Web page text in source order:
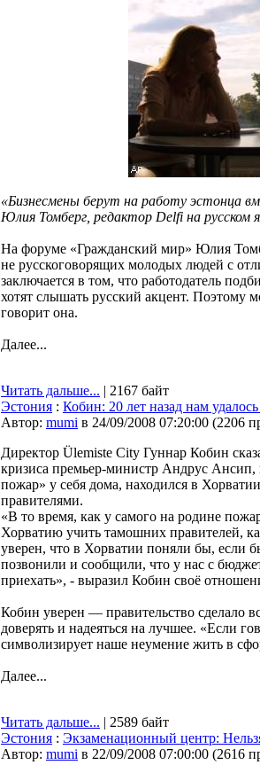
«Бизнесмены берут на работу эстонца
Юлия Томберг, редактор Delfi на русском
На форуме «Гражданский мир» Юлия
не русскоговорящих молодых людей с
заключается в том, что работодатель
хотят слышать русский акцент. Поэтому
говорит она.
Далее...
Читать дальше... | 2167 байт
Эстония : Кобин: 20 лет назад нам
Автор: mumi в 24/09/2008 07:20:00 (2206
Директор Ülemiste City Гуннар Кобин
кризиса премьер-министр Андрус Ансип,
пожар» у себя дома, находился в
правителями.
«В то время, как у самого на родине
Хорватию учить тамошних правителей,
уверен, что в Хорватии поняли бы, если
позвонили и сообщили, что у нас с
приехать», - выразил Кобин своё
Кобин уверен — правительство сделало
доверять и надеяться на лучшее. «Если
символизирует наше неумение жить в
Далее...
Читать дальше... | 2589 байт
Эстония : Экзаменационный центр:
Автор: mumi в 22/09/2008 07:00:00 (2616